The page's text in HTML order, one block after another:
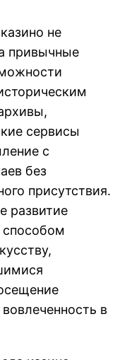
не
привычные
сервисы
с
без
присутствия.
развитие
способом
в